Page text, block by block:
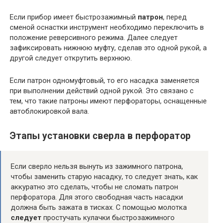
Если прибор имеет быстрозажимный патрон, перед
сменой оснастки инструмент необходимо переключить в
положение реверсивного режима. Далее следует
зафиксировать нижнюю муфту, сделав это одной рукой, а
другой следует открутить верхнюю.
Если патрон одномуфтовый, то его насадка заменяется
при выполнении действий одной рукой. Это связано с
тем, что такие патроны имеют перфораторы, оснащенные
автоблокировкой вала.
Этапы установки сверла в перфоратор
Если сверло нельзя вынуть из зажимного патрона,
чтобы заменить старую насадку, то следует знать, как
аккуратно это сделать, чтобы не сломать патрон
перфоратора. Для этого свободная часть насадки
должна быть зажата в тисках. С помощью молотка
следует простучать кулачки быстрозажимного